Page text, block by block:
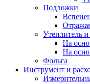
Подложки
Утеплитель
На
На
Фольга
Инструмент и